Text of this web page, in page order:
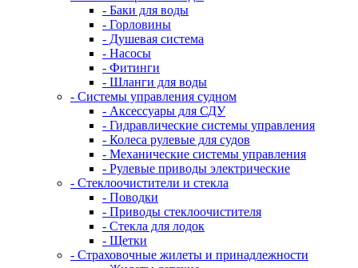
- Баки для воды
- Горловины
- Душевая система
- Насосы
- Фитинги
- Шланги для воды
- Системы управления судном
- Аксессуары для СДУ
- Гидравлические системы управления
- Колеса рулевые для судов
- Механические системы управления
- Рулевые приводы электрические
- Стеклоочистители и стекла
- Поводки
- Приводы стеклоочистителя
- Стекла для лодок
- Щетки
- Страховочные жилеты и принадлежности